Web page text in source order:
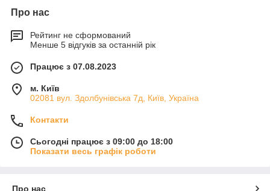
Про нас
Рейтинг не сформований
Менше 5 відгуків за останній рік
Працює з 07.08.2023
м. Київ
02081 вул. Здолбунівська 7д, Київ, Україна
Контакти
Сьогодні працює з 09:00 до 18:00
Показати весь графік роботи
Про нас